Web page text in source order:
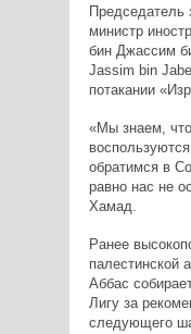
Председатель
министр
бин Джассим
Jassim bin
потакании
«Мы знаем,
обратимся в
равно нас не
Хамад.
Ранее
палестинской
Аббас
Лигу за
следующего